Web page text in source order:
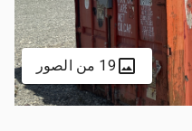
19 من الصور